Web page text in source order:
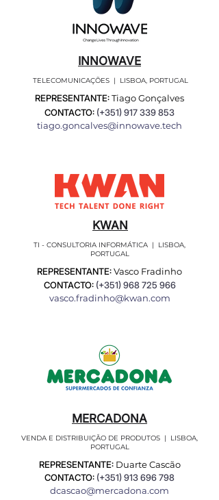
INNOWAVE
TELECOMUNICAÇÕES | LISBOA, PORTUGAL
REPRESENTANTE:Tiago Gonçalves
CONTACTO: (+351)917 339 853
tiago.goncalves@innowave.tech
KWAN
TI - CONSULTORIA INFORMÁTICA | LISBOA,
PORTUGAL
REPRESENTANTE:Vasco Fradinho
CONTACTO: (+351)968 725 966
vasco.fradinho@kwan.com
MERCADONA
VENDA E DISTRIBUIÇÃO DE PRODUTOS | LISBOA,
PORTUGAL
REPRESENTANTE: Duarte Cascão
CONTACTO: (+351)913 696 798
dcascao@mercadona.com